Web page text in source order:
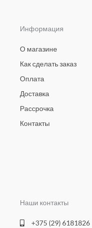
Информация
О магазине
Как сделать заказ
Оплата
Доставка
Рассрочка
Контакты
Наши контакты
+375 (29) 6181826